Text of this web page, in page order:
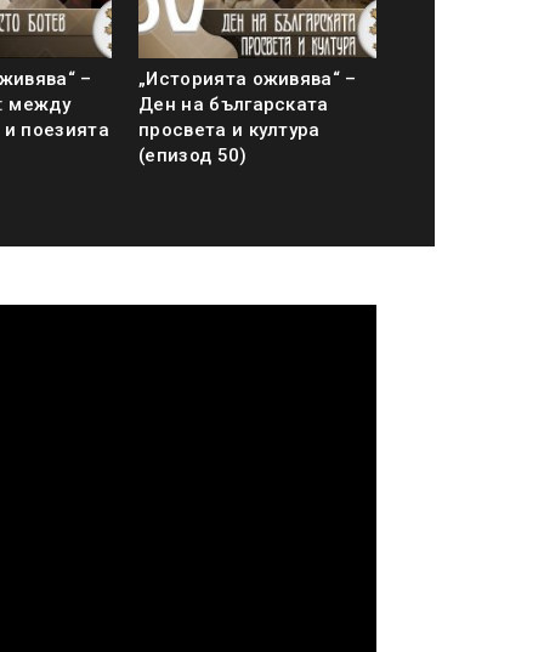
–
между
поезията
„Историята оживява“ –
Ден на българската
просвета и култура
(епизод 50)